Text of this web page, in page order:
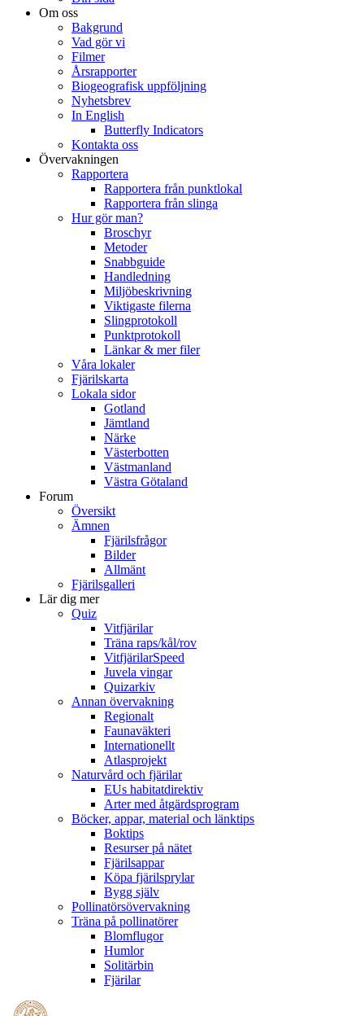
Om oss
Bakgrund
Vad gör vi
Filmer
Årsrapporter
Biogeografisk uppföljning
Nyhetsbrev
In English
Butterfly Indicators
Kontakta oss
Övervakningen
Rapportera
Rapportera från punktlokal
Rapportera från slinga
Hur gör man?
Broschyr
Metoder
Snabbguide
Handledning
Miljöbeskrivning
Viktigaste filerna
Slingprotokoll
Punktprotokoll
Länkar & mer filer
Våra lokaler
Fjärilskarta
Lokala sidor
Gotland
Jämtland
Närke
Västerbotten
Västmanland
Västra Götaland
Forum
Översikt
Ämnen
Fjärilsfrågor
Bilder
Allmänt
Fjärilsgalleri
Lär dig mer
Quiz
Vitfjärilar
Träna raps/kål/rov
VitfjärilarSpeed
Juvela vingar
Quizarkiv
Annan övervakning
Regionalt
Faunaväkteri
Internationellt
Atlasprojekt
Naturvård och fjärilar
EUs habitatdirektiv
Arter med åtgärdsprogram
Böcker, appar, material och länktips
Boktips
Resurser på nätet
Fjärilsappar
Köpa fjärilsprylar
Bygg själv
Pollinatörsövervakning
Träna på pollinatörer
Blomflugor
Humlor
Solitärbin
Fjärilar